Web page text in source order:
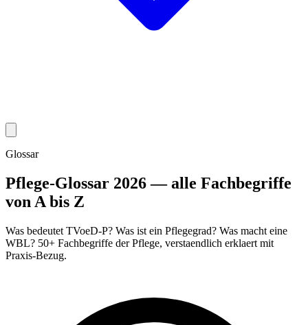
Glossar
Pflege-Glossar 2026 — alle Fachbegriffe
von A bis Z
Was bedeutet TVoeD-P? Was ist ein Pflegegrad? Was macht eine
WBL? 50+ Fachbegriffe der Pflege, verstaendlich erklaert mit
Praxis-Bezug.